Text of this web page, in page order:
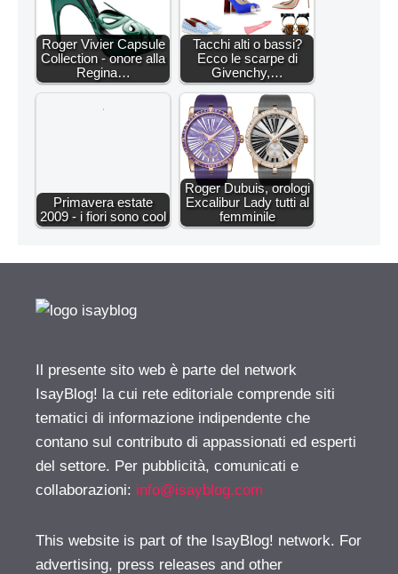
Roger Vivier Capsule
Collection - onore alla
Regina…
Tacchi alti o bassi?
Ecco le scarpe di
Givenchy,…
Primavera estate
2009 - i fiori sono cool
Roger Dubuis, orologi
Excalibur Lady tutti al
femminile
Il presente sito web è parte del network
IsayBlog! la cui rete editoriale comprende siti
tematici di informazione indipendente che
contano sul contributo di appassionati ed esperti
del settore. Per pubblicità, comunicati e
collaborazioni: info@isayblog.com
This website is part of the IsayBlog! network. For
advertising, press releases and other